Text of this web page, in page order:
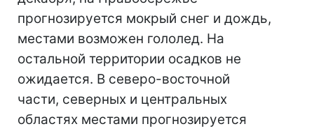
прогнозируется мокрый снег и дождь,
местами возможен гололед. На
остальной территории осадков не
ожидается. В северо-восточной
части, северных и центральных
областях местами прогнозируется